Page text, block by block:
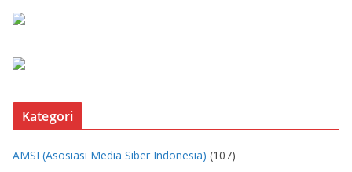
Kategori
AMSI (Asosiasi Media Siber Indonesia) (107)